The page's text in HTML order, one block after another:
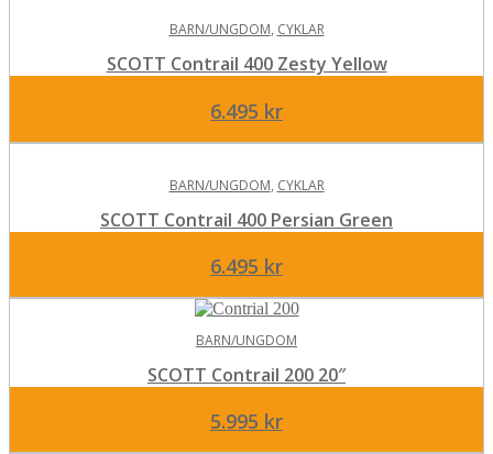
BARN/UNGDOM, CYKLAR
SCOTT Contrail 400 Zesty Yellow
6.495 kr
BARN/UNGDOM, CYKLAR
SCOTT Contrail 400 Persian Green
6.495 kr
BARN/UNGDOM
SCOTT Contrail 200 20″
5.995 kr